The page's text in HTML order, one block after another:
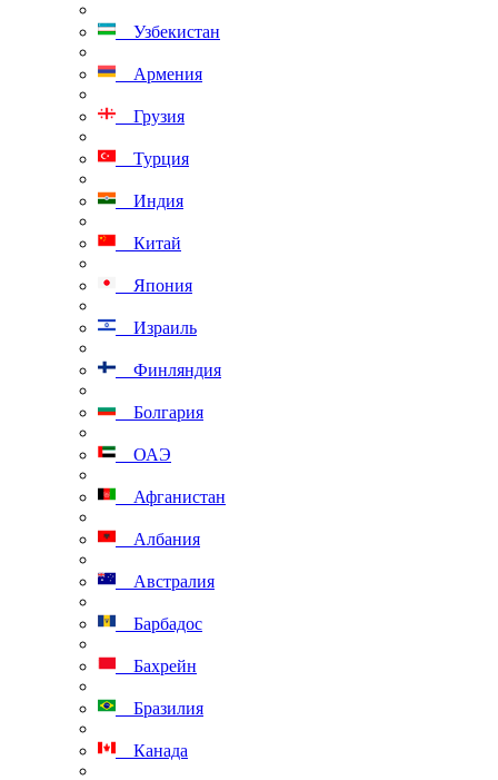
Узбекистан
Армения
Грузия
Турция
Индия
Китай
Япония
Израиль
Финляндия
Болгария
ОАЭ
Афганистан
Албания
Австралия
Барбадос
Бахрейн
Бразилия
Канада